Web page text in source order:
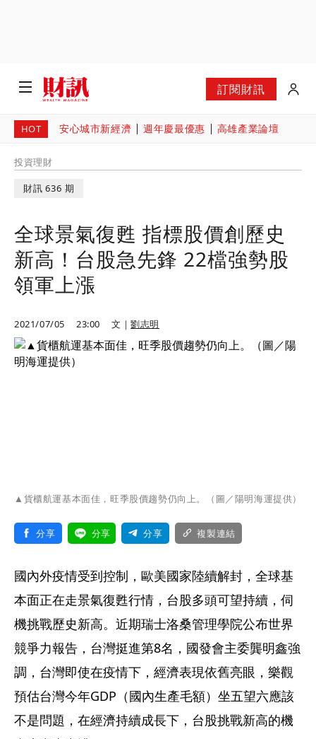
訂閱財訊
HOT 安心城市新經濟 週年慶最優惠 高雄產業論壇
投資理財
財訊 636 期
全球景氣復甦 指標股價創歷史
新高！台股急先鋒 22檔強勢股
領軍上漲
2021/07/05 23:00 文｜劉志明
▲貨櫃航運基本面佳，旺季股價趨勢仍向上。（圖／陽明海運提供）
分享 分享 分享 複製連結
國內外疫情受到控制，歐美國家陸續解封，全球基
本面正在走景氣復甦行情，台股多頭可望持續，伺
機挑戰歷史新高。近期瑞士洛桑管理學院公布世界
競爭力報告，台灣挺進第8名，國發會主委龔明鑫強
調，台灣即使在疫情下，經濟表現依舊亮眼，樂觀
預估台灣今年GDP（國內生產毛額）坐五望六應該
不是問題，在經濟持續成長下，台股挑戰新高的機